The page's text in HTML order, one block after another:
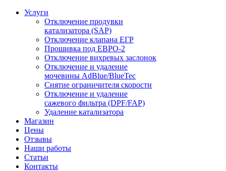
Услуги
Отключение продувки
катализатора (SAP)
Отключение клапана ЕГР
Прошивка под ЕВРО-2
Отключение вихревых заслонок
Отключение и удаление
мочевины AdBlue/BlueTec
Снятие ограничителя скорости
Отключение и удаление
сажевого фильтра (DPF/FAP)
Удаление катализатора
Магазин
Цены
Отзывы
Наши работы
Статьи
Контакты